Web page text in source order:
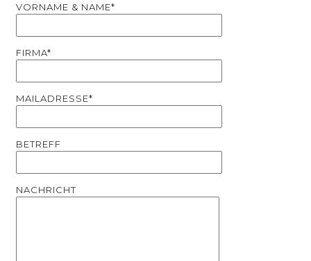
VORNAME & NAME*
FIRMA*
MAILADRESSE*
BETREFF
NACHRICHT